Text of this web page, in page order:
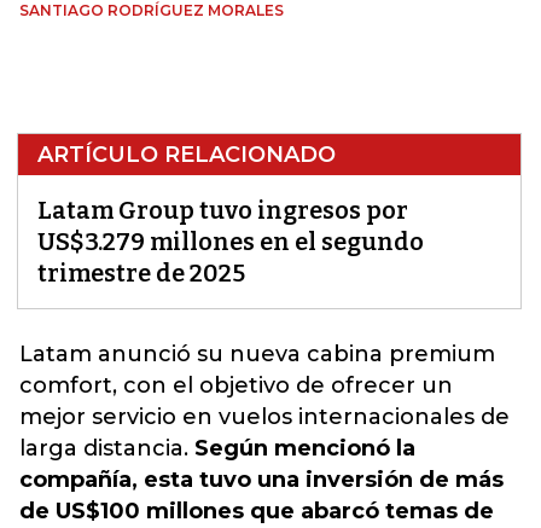
SANTIAGO RODRÍGUEZ MORALES
ARTÍCULO RELACIONADO
Latam Group tuvo ingresos por
US$3.279 millones en el segundo
trimestre de 2025
Latam anunció su nueva cabina premium
comfort, con el objetivo de ofrecer un
mejor servicio en vuelos internacionales de
larga distancia. Según mencionó la
compañía, esta tuvo una inversión de más
de US$100 millones que abarcó temas de